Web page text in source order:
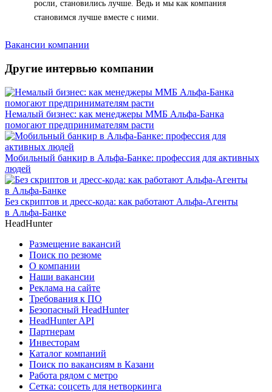
росли, становились лучше. Ведь и мы как компания
становимся лучше вместе с ними.
Вакансии компании
Другие интервью компании
Немалый бизнес: как менеджеры ММБ Альфа-Банка
помогают предпринимателям расти
Мобильный банкир в Альфа-Банке: профессия для активных
людей
Без скриптов и дресс-кода: как работают Альфа-Агенты
в Альфа-Банке
HeadHunter
Размещение вакансий
Поиск по резюме
О компании
Наши вакансии
Реклама на сайте
Требования к ПО
Безопасный HeadHunter
HeadHunter API
Партнерам
Инвесторам
Каталог компаний
Поиск по вакансиям в Казани
Работа рядом с метро
Сетка: соцсеть для нетворкинга